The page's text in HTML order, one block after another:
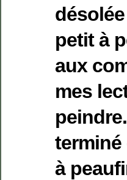
petit à
aux
mes
terminé
à